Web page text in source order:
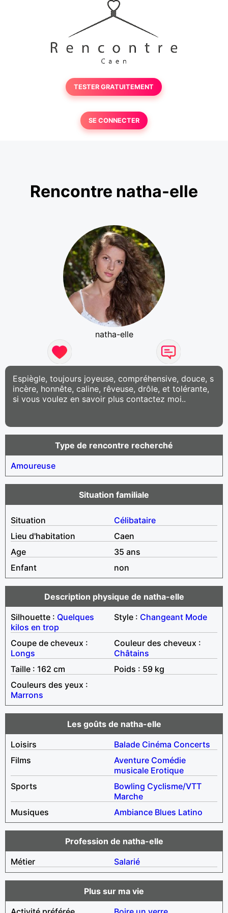
TESTER GRATUITEMENT
SE CONNECTER
Rencontre natha-elle
natha-elle
Espiègle, toujours joyeuse, compréhensive, douce, s
incère, honnête, caline, rêveuse, drôle, et tolérante,
si vous voulez en savoir plus contactez moi..
Type de rencontre recherché
Amoureuse
Situation familiale
Situation
Célibataire
Lieu d'habitation
Caen
Age
35 ans
Enfant
non
Description physique de natha-elle
Silhouette : Quelques
kilos en trop
Style : Changeant Mode
Coupe de cheveux :
Longs
Couleur des cheveux :
Châtains
Taille : 162 cm
Poids : 59 kg
Couleurs des yeux :
Marrons
Les goûts de natha-elle
Loisirs
Balade Cinéma Concerts
Films
Aventure Comédie
musicale Erotique
Sports
Bowling Cyclisme/VTT
Marche
Musiques
Ambiance Blues Latino
Profession de natha-elle
Métier
Salarié
Plus sur ma vie